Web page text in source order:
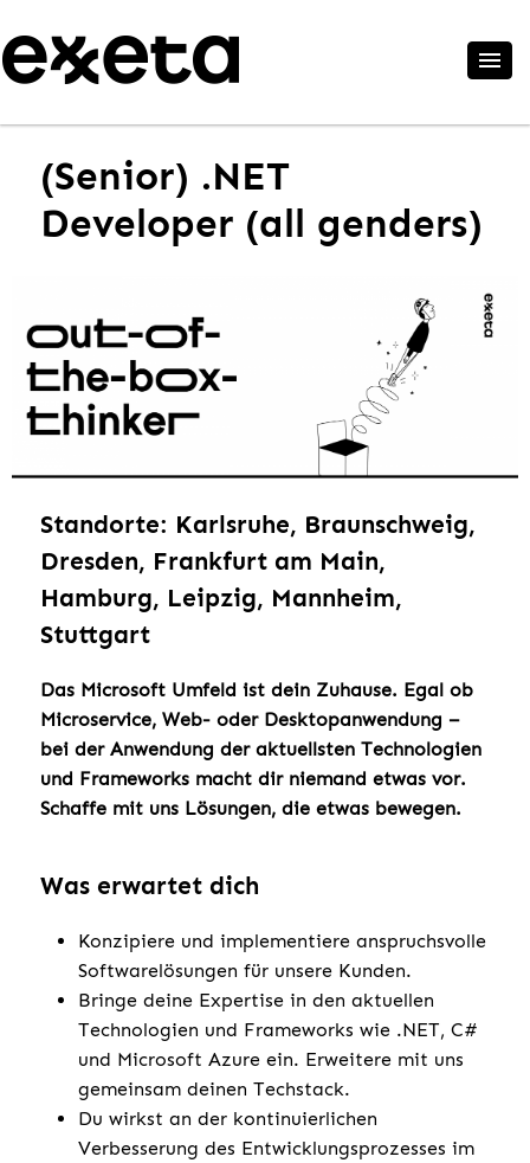
(Senior) .NET
Developer (all genders)
Standorte: Karlsruhe, Braunschweig,
Dresden, Frankfurt am Main,
Hamburg, Leipzig, Mannheim,
Stuttgart
Das Microsoft Umfeld ist dein Zuhause. Egal ob
Microservice, Web- oder Desktopanwendung –
bei der Anwendung der aktuellsten Technologien
und Frameworks macht dir niemand etwas vor.
Schaffe mit uns Lösungen, die etwas bewegen.
Was erwartet dich
Konzipiere und implementiere anspruchsvolle
Softwarelösungen für unsere Kunden.
Bringe deine Expertise in den aktuellen
Technologien und Frameworks wie .NET, C#
und Microsoft Azure ein. Erweitere mit uns
gemeinsam deinen Techstack.
Du wirkst an der kontinuierlichen
Verbesserung des Entwicklungsprozesses im